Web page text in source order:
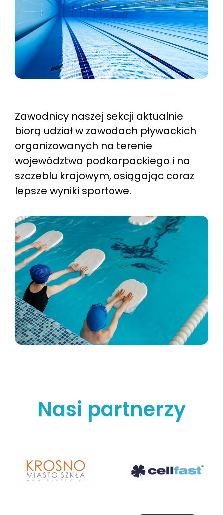
Zawodnicy naszej sekcji aktualnie
biorą udział w zawodach pływackich
organizowanych na terenie
województwa podkarpackiego i na
szczeblu krajowym, osiągając coraz
lepsze wyniki sportowe.
Nasi partnerzy